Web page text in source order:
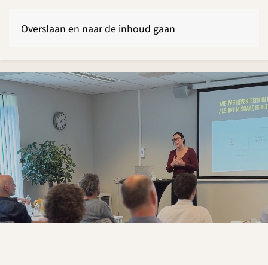
Overslaan en naar de inhoud gaan